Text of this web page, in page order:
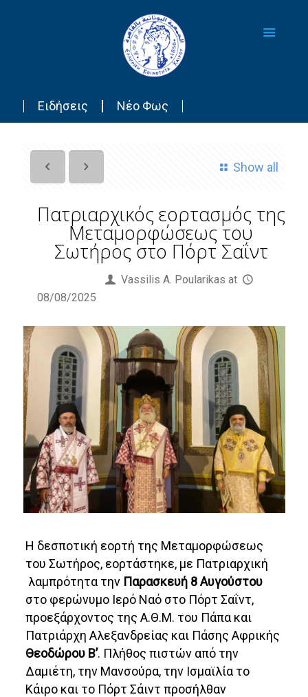
Ειδήσεις Νέο Φως
Show all
Πατριαρχικός εορτασμός της
Μεταμορφώσεως του
Σωτήρος στο Πόρτ Σαΐντ
Vassilis Α. Poularikas at
08/08/2025
Η δεσποτική εορτή της Μεταμορφώσεως
του Σωτήρος, εορτάστηκε, με Πατριαρχική
λαμπρότητα την Παρασκευή 8 Αυγούστου
στο φερώνυμο Ιερό Ναό στο Πόρτ Σαΐντ,
προεξάρχοντος της Α.Θ.Μ. του Πάπα και
Πατριάρχη Αλεξανδρείας και Πάσης Αφρικής
Θεοδώρου Β’. Πλήθος πιστών από την
Δαμιέτη, την Μανσούρα, την Ισμαϊλία το
Κάιρο και το Πόρτ Σάιντ προσήλθαν